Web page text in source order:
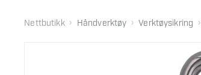
Nettbutikk › Håndverktøy › Verktøysikring ›